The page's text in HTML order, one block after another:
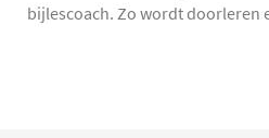
bijlescoach. Zo wordt doorleren